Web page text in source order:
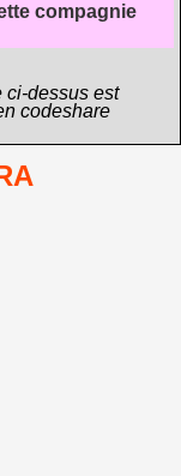
compagnie
ci-dessus est
codeshare